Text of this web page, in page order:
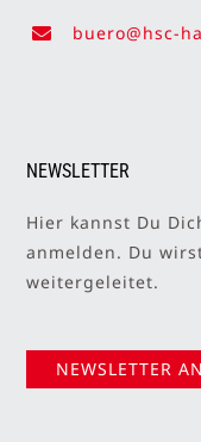
buero@hsc-
NEWSLETTER
Hier kannst Du
anmelden. Du
weitergeleitet.
NEWSLETTER